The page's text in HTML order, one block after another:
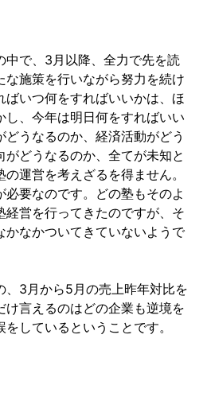
で、 3月以降、全力で先を読
な施策を行いながら努力を続け
ばいつ何をすればいいかは、ほ
し、今年は明日何をすればいい
うなるのか、経済活動がどう
どうなるのか、全てが未知と
運営を考えざるを得ません。
要なのです。どの塾もそのよ
経営を行ってきたのですが、そ
かなかついてきていないようで
3月から5月の売上昨年対比を
け言えるのはどの企業も逆境を
しているということです。